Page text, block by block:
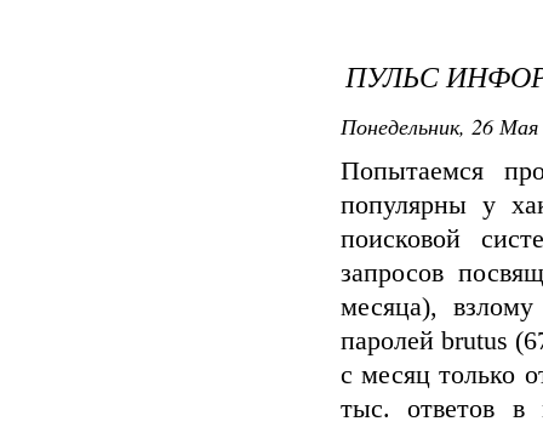
ПУЛЬС
Понедельник, 26
Попытаемся
популярны у
поисковой
запросов
месяца),
паролей brutus
с месяц только
тыс. ответов в